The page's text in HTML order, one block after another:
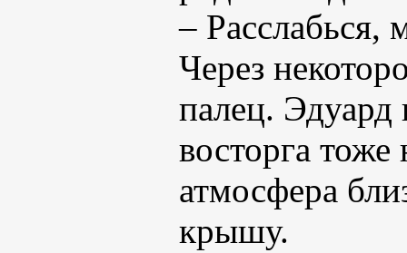
–
Через
палец. Эдуард
восторга
атмосфера
крышу.